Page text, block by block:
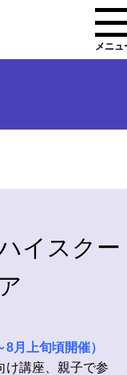
メニュ
イスクー
月上旬頃開催）
け講座、親子で参